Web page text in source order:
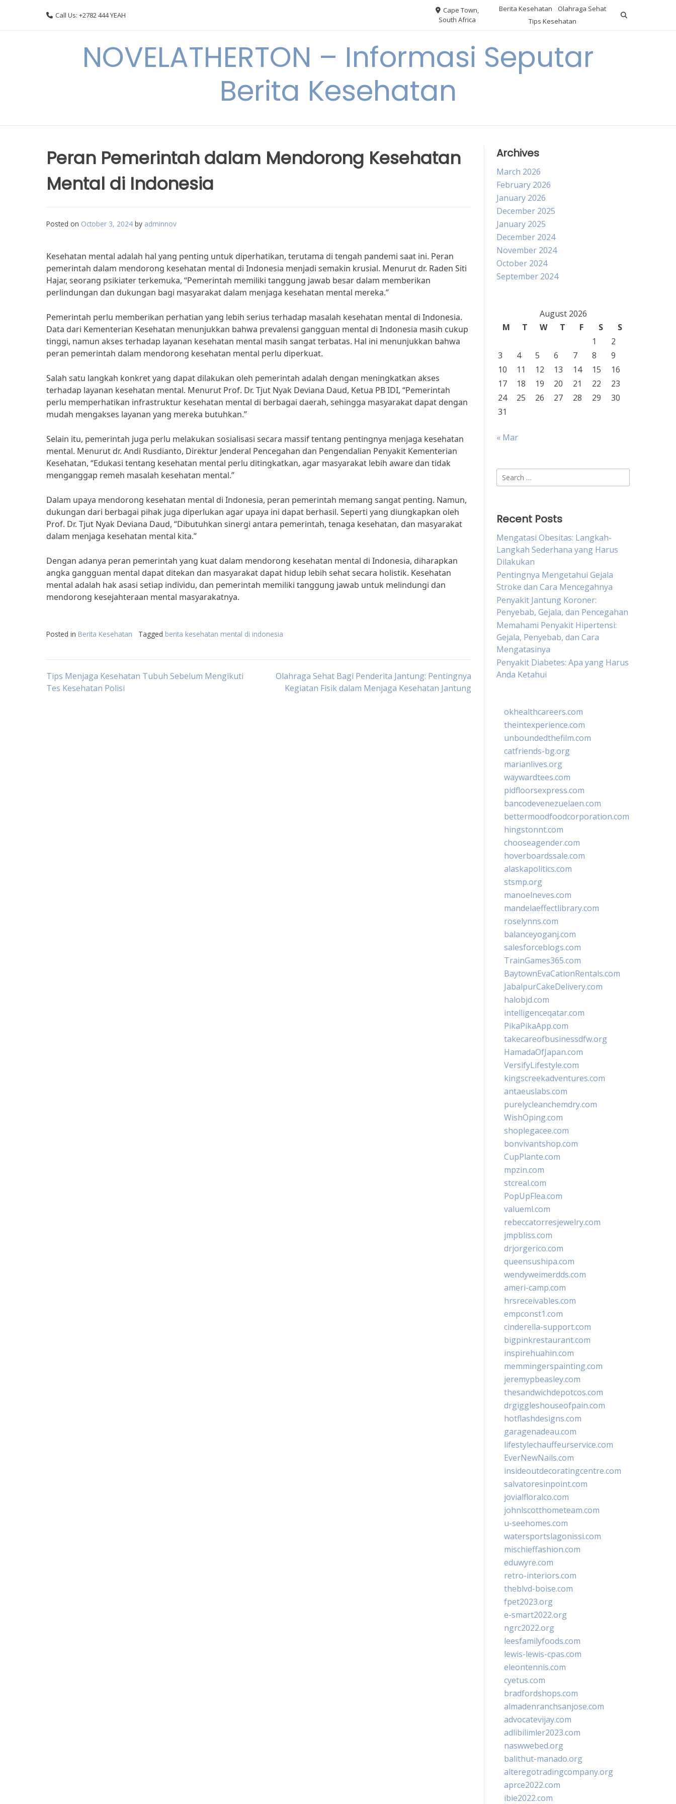
Call Us: +2782 444 YEAH
Cape Town,
South Africa
Berita Kesehatan
Olahraga Sehat
Tips Kesehatan
NOVELATHERTON – Informasi Seputar
Berita Kesehatan
Peran Pemerintah dalam Mendorong Kesehatan
Mental di Indonesia
Posted on October 3, 2024 by adminnov
Kesehatan mental adalah hal yang penting untuk diperhatikan, terutama di tengah pandemi saat ini. Peran
pemerintah dalam mendorong kesehatan mental di Indonesia menjadi semakin krusial. Menurut dr. Raden Siti
Hajar, seorang psikiater terkemuka, “Pemerintah memiliki tanggung jawab besar dalam memberikan
perlindungan dan dukungan bagi masyarakat dalam menjaga kesehatan mental mereka.”
Pemerintah perlu memberikan perhatian yang lebih serius terhadap masalah kesehatan mental di Indonesia.
Data dari Kementerian Kesehatan menunjukkan bahwa prevalensi gangguan mental di Indonesia masih cukup
tinggi, namun akses terhadap layanan kesehatan mental masih sangat terbatas. Hal ini menunjukkan bahwa
peran pemerintah dalam mendorong kesehatan mental perlu diperkuat.
Salah satu langkah konkret yang dapat dilakukan oleh pemerintah adalah dengan meningkatkan akses
terhadap layanan kesehatan mental. Menurut Prof. Dr. Tjut Nyak Deviana Daud, Ketua PB IDI, “Pemerintah
perlu memperhatikan infrastruktur kesehatan mental di berbagai daerah, sehingga masyarakat dapat dengan
mudah mengakses layanan yang mereka butuhkan.”
Selain itu, pemerintah juga perlu melakukan sosialisasi secara massif tentang pentingnya menjaga kesehatan
mental. Menurut dr. Andi Rusdianto, Direktur Jenderal Pencegahan dan Pengendalian Penyakit Kementerian
Kesehatan, “Edukasi tentang kesehatan mental perlu ditingkatkan, agar masyarakat lebih aware dan tidak
menganggap remeh masalah kesehatan mental.”
Dalam upaya mendorong kesehatan mental di Indonesia, peran pemerintah memang sangat penting. Namun,
dukungan dari berbagai pihak juga diperlukan agar upaya ini dapat berhasil. Seperti yang diungkapkan oleh
Prof. Dr. Tjut Nyak Deviana Daud, “Dibutuhkan sinergi antara pemerintah, tenaga kesehatan, dan masyarakat
dalam menjaga kesehatan mental kita.”
Dengan adanya peran pemerintah yang kuat dalam mendorong kesehatan mental di Indonesia, diharapkan
angka gangguan mental dapat ditekan dan masyarakat dapat hidup lebih sehat secara holistik. Kesehatan
mental adalah hak asasi setiap individu, dan pemerintah memiliki tanggung jawab untuk melindungi dan
mendorong kesejahteraan mental masyarakatnya.
Posted in Berita Kesehatan Tagged berita kesehatan mental di indonesia
Post
Tips Menjaga Kesehatan Tubuh Sebelum Mengikuti
Tes Kesehatan Polisi
Olahraga Sehat Bagi Penderita Jantung: Pentingnya
Kegiatan Fisik dalam Menjaga Kesehatan Jantung
Archives
March 2026
February 2026
January 2026
December 2025
January 2025
December 2024
November 2024
October 2024
September 2024
August 2026
M
T W T F S
S
1
2
3
4 5 6 7 8
9
10
11 12 13 14 15
16
17
18 19 20 21 22
23
24
25 26 27 28 29
30
31
« Mar
Search
for:
Recent Posts
Mengatasi Obesitas: Langkah-
Langkah Sederhana yang Harus
Dilakukan
Pentingnya Mengetahui Gejala
Stroke dan Cara Mencegahnya
Penyakit Jantung Koroner:
Penyebab, Gejala, dan Pencegahan
Memahami Penyakit Hipertensi:
Gejala, Penyebab, dan Cara
Mengatasinya
Penyakit Diabetes: Apa yang Harus
Anda Ketahui
okhealthcareers.com
theintexperience.com
unboundedthefilm.com
catfriends-bg.org
marianlives.org
waywardtees.com
pidfloorsexpress.com
bancodevenezuelaen.com
bettermoodfoodcorporation.com
hingstonnt.com
chooseagender.com
hoverboardssale.com
alaskapolitics.com
stsmp.org
manoelneves.com
mandelaeffectlibrary.com
roselynns.com
balanceyoganj.com
salesforceblogs.com
TrainGames365.com
BaytownEvaCationRentals.com
JabalpurCakeDelivery.com
halobjd.com
intelligenceqatar.com
PikaPikaApp.com
takecareofbusinessdfw.org
HamadaOfJapan.com
VersifyLifestyle.com
kingscreekadventures.com
antaeuslabs.com
purelycleanchemdry.com
WishOping.com
shoplegacee.com
bonvivantshop.com
CupPlante.com
mpzin.com
stcreal.com
PopUpFlea.com
valueml.com
rebeccatorresjewelry.com
jmpbliss.com
drjorgerico.com
queensushipa.com
wendyweimerdds.com
ameri-camp.com
hrsreceivables.com
empconst1.com
cinderella-support.com
bigpinkrestaurant.com
inspirehuahin.com
memmingerspainting.com
jeremypbeasley.com
thesandwichdepotcos.com
drgiggleshouseofpain.com
hotflashdesigns.com
garagenadeau.com
lifestylechauffeurservice.com
EverNewNails.com
insideoutdecoratingcentre.com
salvatoresinpoint.com
jovialfloralco.com
johnlscotthometeam.com
u-seehomes.com
watersportslagonissi.com
mischieffashion.com
eduwyre.com
retro-interiors.com
theblvd-boise.com
fpet2023.org
e-smart2022.org
ngrc2022.org
leesfamilyfoods.com
lewis-lewis-cpas.com
eleontennis.com
cyetus.com
bradfordshops.com
almadenranchsanjose.com
advocatevijay.com
adlibilimler2023.com
naswwebed.org
balithut-manado.org
alteregotradingcompany.org
aprce2022.com
ibie2022.com